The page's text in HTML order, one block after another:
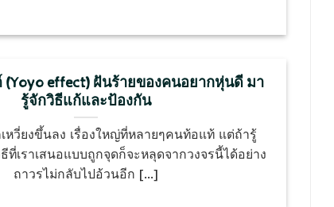
(Yoyo effect) ฝันร้ายของคนอยากหุ่นดี มา
รู้จักวิธีแก้และป้องกัน
หวี่ยงขึ้นลง เรื่องใหญ่ที่หลายๆคนท้อแท้ แต่ถ้ารู้
ที่เราเสนอแบบถูกจุดก็จะหลุดจากวงจรนี้ได้อย่าง
ถาวรไม่กลับไปอ้วนอีก [...]